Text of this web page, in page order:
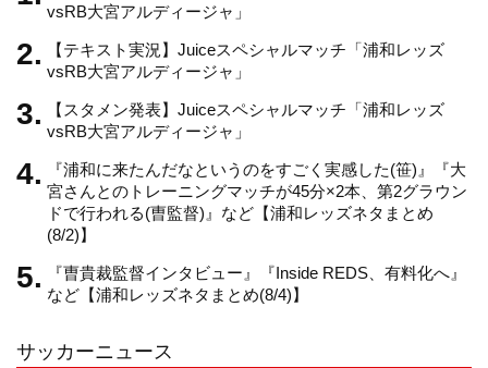
a
n
vsRB大宮アルディージャ」
【テキスト実況】Juiceスペシャルマッチ「浦和レッズ
vsRB大宮アルディージャ」
【スタメン発表】Juiceスペシャルマッチ「浦和レッズ
vsRB大宮アルディージャ」
『浦和に来たんだなというのをすごく実感した(笹)』『大
宮さんとのトレーニングマッチが45分×2本、第2グラウン
ドで行われる(曺監督)』など【浦和レッズネタまとめ
(8/2)】
『曺貴裁監督インタビュー』『Inside REDS、有料化へ』
など【浦和レッズネタまとめ(8/4)】
サッカーニュース